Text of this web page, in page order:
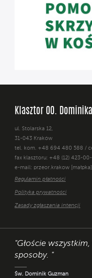
Klasztor OO.
ul. Stolarska 12,
31-043 Kraków
tel. kom. +48 694 480 588 /
fax klasztoru: +48 (12) 423-
e-mail: przeor.krakow
Regulamin płatności
Polityka prywatności
Zasady zgłaszania intencji
"Głoście
sposoby. "
Św. Dominik Guzman